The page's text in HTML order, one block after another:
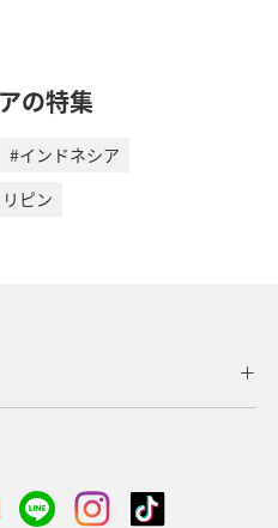
の特集
#インドネシア
ピン